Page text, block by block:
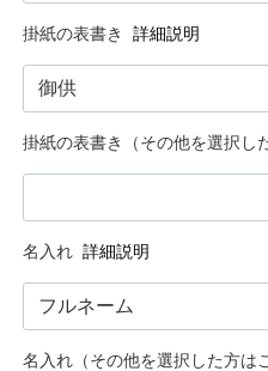
掛紙の表書き 詳細説明
掛紙の表書き（その他を選択し
名入れ 詳細説明
名入れ（その他を選択した方は